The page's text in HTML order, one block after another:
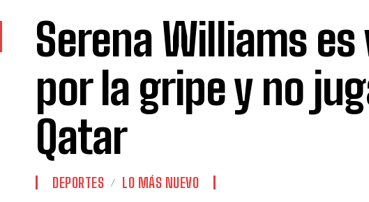
Serena Williams
por la gripe y no
Qatar
DEPORTES LO MÁS NUEVO